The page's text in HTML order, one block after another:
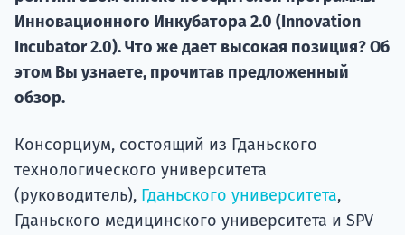
Инновационного Инкубатора 2.0 (Innovation
Incubator 2.0). Что же дает высокая позиция? Об
этом Вы узнаете, прочитав предложенный
обзор.
Консорциум, состоящий из Гданьского
технологического университета
(руководитель), Гданьского университета,
Гданьского медицинского университета и SPV